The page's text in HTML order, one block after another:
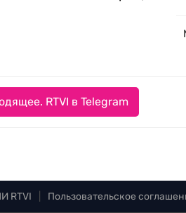
RTVI в Telegram
RTVI Пользовательское